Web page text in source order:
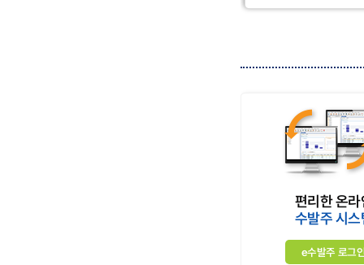
편리한 온라
수발주 시스
e수발주 로그